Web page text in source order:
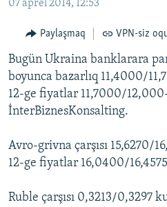
qaytmaq
CEMİYET
MEDENİYET
İNSAN AQLARI
VİDEO
SÜRET
FİKİR
Русский
07 aprel 2014, 12:53
Paylaşmaq VPN-siz
Bugün Ukraina banklarara
boyunca bazarlıq 11,4000/
12-ge fiyatlar 11,7000/
İnterBiznesKonsalting.
Avro-grivna çarşısı 15,6270/
12-ge fiyatlar 16,0400/
Ruble çarşısı 0,3213/0,3297